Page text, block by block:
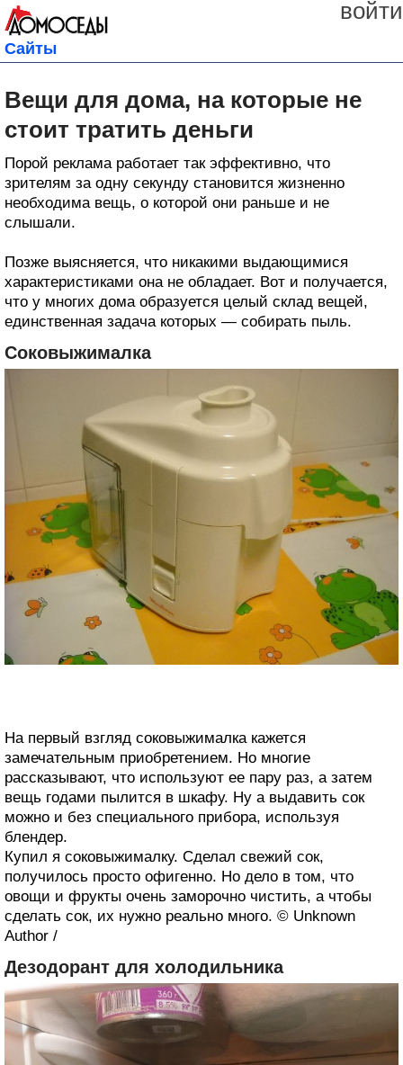
войти
Сайты
Вещи для дома, на которые не
стоит тратить деньги
Порой реклама работает так эффективно, что
зрителям за одну секунду становится жизненно
необходима вещь, о которой они раньше и не
слышали.
Позже выясняется, что никакими выдающимися
характеристиками она не обладает. Вот и получается,
что у многих дома образуется целый склад вещей,
единственная задача которых — собирать пыль.
Соковыжималка
На первый взгляд соковыжималка кажется
замечательным приобретением. Но многие
рассказывают, что используют ее пару раз, а затем
вещь годами пылится в шкафу. Ну а выдавить сок
можно и без специального прибора, используя
блендер.
Купил я соковыжималку. Сделал свежий сок,
получилось просто офигенно. Но дело в том, что
овощи и фрукты очень заморочно чистить, а чтобы
сделать сок, их нужно реально много. © Unknown
Author /
Дезодорант для холодильника